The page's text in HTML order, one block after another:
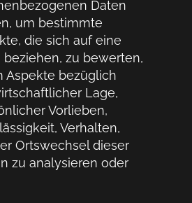
Daten
um bestimmte
die sich auf eine
zu bewerten,
Aspekte bezüglich
Lage,
Vorlieben,
Verhalten,
Ortswechsel dieser
zu analysieren oder